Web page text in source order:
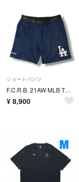
ショートパンツ
F.C.R.B. 21AW MLB TOUR TEAM LOUNGE SHORTS スウェットショーツ ハーフパンツ エフシーアールビー FCRB-212011 ネイビー L （20589M）
¥ 8,900